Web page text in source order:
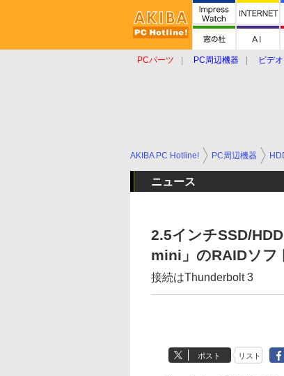
PCパーツ PC周辺機器 ビデ
AKIBA PC Hotline! PC周辺機器
ニュース
2.5インチSSD/
mini」のRAIDソフ
接続はThunderbolt 3
ポスト リスト